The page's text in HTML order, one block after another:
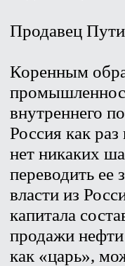
Продавец
Коренным
внутреннего
Россия как
нет никаких
переводить ее
власти из
капитала
продажи
как «царь»,